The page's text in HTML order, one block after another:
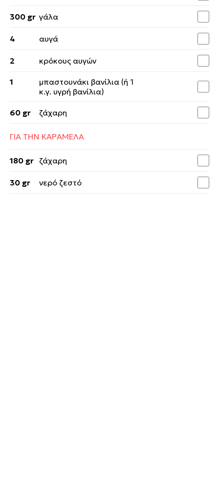
300 gr γάλα
4 αυγά
2 κρόκους αυγών
1
μπαστουνάκι βανίλια (ή 1
κ.γ. υγρή βανίλια)
60 gr ζάχαρη
ΓΙΑ ΤΗΝ ΚΑΡΑΜΕΛΑ
180 gr ζάχαρη
30 gr νερό ζεστό